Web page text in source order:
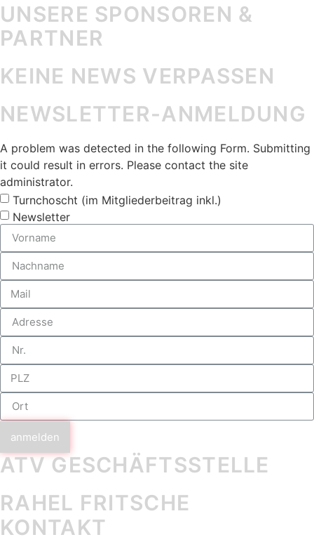
UNSERE SPONSOREN &
PARTNER
KEINE NEWS VERPASSEN
NEWSLETTER-ANMELDUNG
A problem was detected in the following Form. Submitting
it could result in errors. Please contact the site
administrator.
Turnchoscht (im Mitgliederbeitrag inkl.)
Newsletter
anmelden
ATV GESCHÄFTS­STELLE
RAHEL FRITSCHE
KONTAKT